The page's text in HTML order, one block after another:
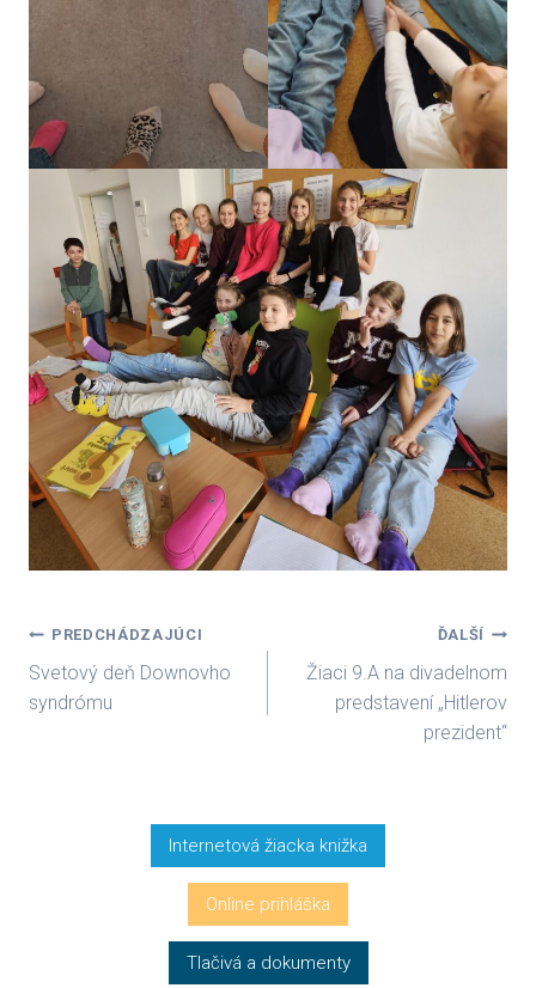
Navigácia
v
PREDCHÁDZAJÚCI
Svetový deň Downovho
syndrómu
ĎALŠÍ
Žiaci 9.A na divadelnom
predstavení „Hitlerov
prezident“
Internetová žiacka knižka
Online prihláška
Tlačivá a dokumenty